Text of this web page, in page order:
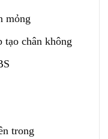
mỏng
tạo chân không
trong